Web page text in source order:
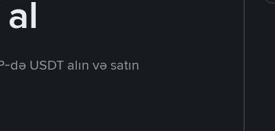
USDT alın və satın